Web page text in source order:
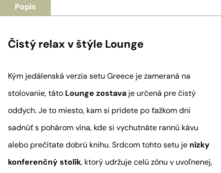
Popis
Čistý relax v štýle Lounge
Kým jedálenská verzia setu Greece je zameraná na
stolovanie, táto Lounge zostava je určená pre čistý
oddych. Je to miesto, kam si prídete po ťažkom dni
sadnúť s pohárom vína, kde si vychutnáte rannú kávu
alebo prečítate dobrú knihu. Srdcom tohto setu je nízky
konferenčný stolík, ktorý udržuje celú zónu v uvoľnenej,